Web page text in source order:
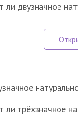
ли двузначное
ли трёхзначное